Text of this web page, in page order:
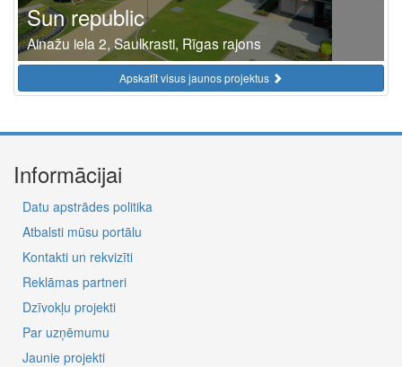
Sun republic
Ainažu iela 2, Saulkrasti, Rīgas rajons
Apskatīt visus jaunos projektus
Informācijai
Datu apstrādes politika
Atbalsti mūsu portālu
Kontakti un rekvizīti
Reklāmas partneri
Dzīvokļu projekti
Par uzņēmumu
Jaunie projekti